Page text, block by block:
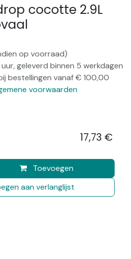
cocotte 2.9L
op voorraad)
geleverd binnen 5 werkdagen
bestellingen vanaf € 100,00
voorwaarden
Toevoegen
aan verlanglijst
17,73 €